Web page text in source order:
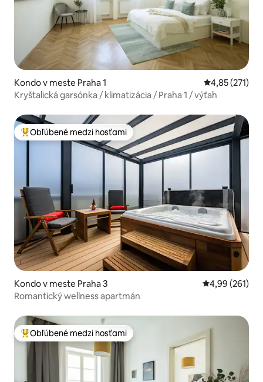
Kondo v meste Praha 1 Priemerné
4,85 (271)
Kryštalická garsónka / klimatizácia / Praha 1 / výťah
Najobľúbenejšie medzi hosťami
Obľúbené medzi hosťami
Kondo v meste Praha 3 Priemerné
4,99 (261)
Romantický wellness apartmán
Najobľúbenejšie medzi hosťami
Obľúbené medzi hosťami